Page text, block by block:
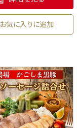
お気に入りに追加